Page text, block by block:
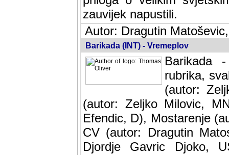
napustili.
Autor: Dragutin
Barikada (INT) - Vremeplov
Barikada
rubrika,
(autor:
(autor: Zeljko Milovic,
Efendic, D), Mostarenje
CV (autor: Dragutin
Djordje Gavric Djoko,